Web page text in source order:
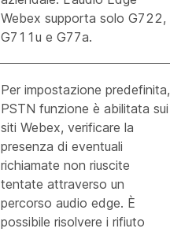
Webex supporta solo G722,
G711u e G77a.
Per impostazione predefinita,
PSTN funzione è abilitata sui
siti Webex, verificare la
presenza di eventuali
richiamate non riuscite
tentate attraverso un
percorso audio edge. È
possibile risolvere i rifiuto